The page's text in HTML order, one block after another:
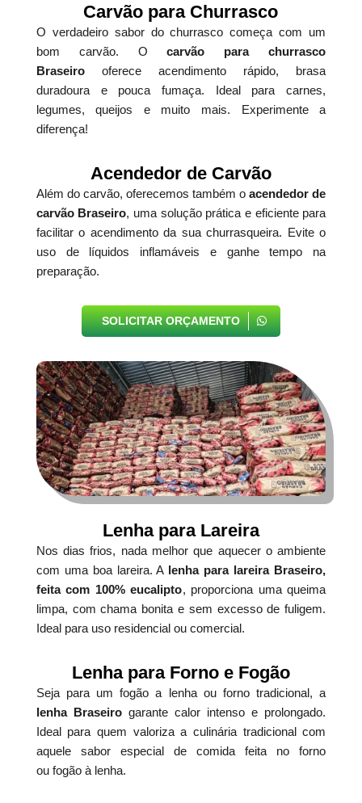
Carvão para Churrasco
O verdadeiro sabor do churrasco começa com um
bom carvão. Ocarvão para churrasco
Braseirooferece acendimento rápido, brasa
duradoura e pouca fumaça. Ideal para carnes,
legumes, queijos e muito mais. Experimente a
diferença!
Acendedor de Carvão
Além do carvão, oferecemos também oacendedor de
carvão Braseiro, uma solução prática e eficiente para
facilitar o acendimento da sua churrasqueira. Evite o
uso de líquidos inflamáveis e ganhe tempo na
preparação.
SOLICITAR ORÇAMENTO
Lenha para Lareira
Nos dias frios, nada melhor que aquecer o ambiente
com uma boa lareira. A lenha para lareira Braseiro,
feita com 100% eucalipto, proporciona uma queima
limpa, com chama bonita e sem excesso de fuligem.
Ideal para uso residencial ou comercial.
Lenha para Forno e Fogão
Seja para um fogão a lenha ou forno tradicional, a
lenha Braseirogarante calor intenso e prolongado.
Ideal para quem valoriza a culinária tradicional com
aquele sabor especial de comida feita no forno
ou fogão à lenha.